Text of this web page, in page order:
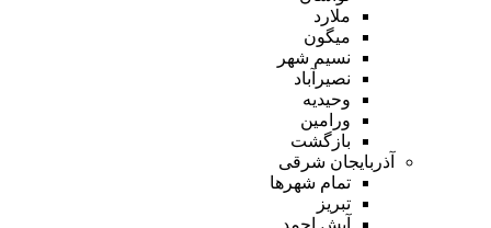
ملارد
میگون
نسیم شهر
نصیرآباد
وحیدیه
ورامین
بازگشت
آذربایجان شرقی
تمام شهر‌ها
تبریز
آبش احمد